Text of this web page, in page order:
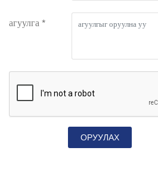
агуулга *
ОРУУЛАХ